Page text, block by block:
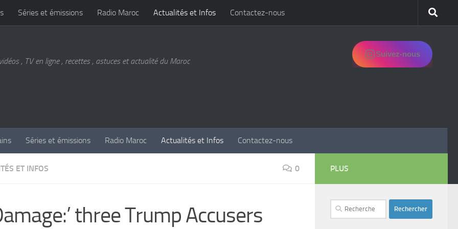
Séries et émissions Radio Maroc Actualités et Infos Contactez-nous
, TV en ligne , recettes , astuces et actualité du Maroc
Suivez-nous
Séries et émissions Radio Maroc Actualités et Infos Contactez-nous
ET INFOS 0
three Trump Accusers
PLUS
Rechercher :